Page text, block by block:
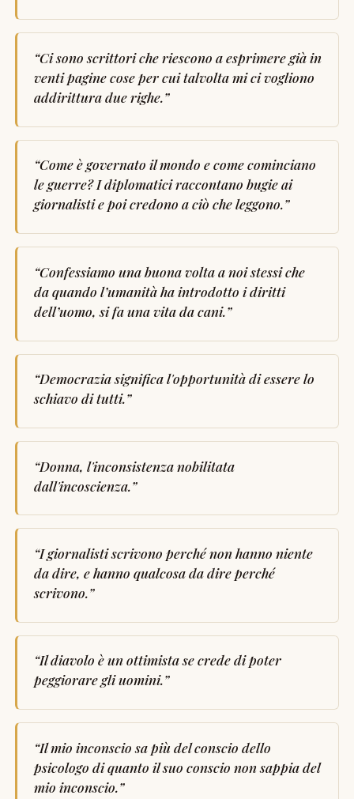
“Ci sono scrittori che riescono a esprimere già in
venti pagine cose per cui talvolta mi ci vogliono
addirittura due righe.”
“Come è governato il mondo e come cominciano
le guerre? I diplomatici raccontano bugie ai
giornalisti e poi credono a ciò che leggono.”
“Confessiamo una buona volta a noi stessi che
da quando l’umanità ha introdotto i diritti
dell’uomo, si fa una vita da cani.”
“Democrazia significa l'opportunità di essere lo
schiavo di tutti.”
“Donna, l'inconsistenza nobilitata
dall'incoscienza.”
“I giornalisti scrivono perché non hanno niente
da dire, e hanno qualcosa da dire perché
scrivono.”
“Il diavolo è un ottimista se crede di poter
peggiorare gli uomini.”
“Il mio inconscio sa più del conscio dello
psicologo di quanto il suo conscio non sappia del
mio inconscio.”